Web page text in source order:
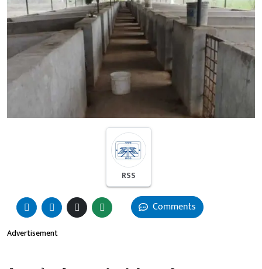
RSS
Comments
Advertisement